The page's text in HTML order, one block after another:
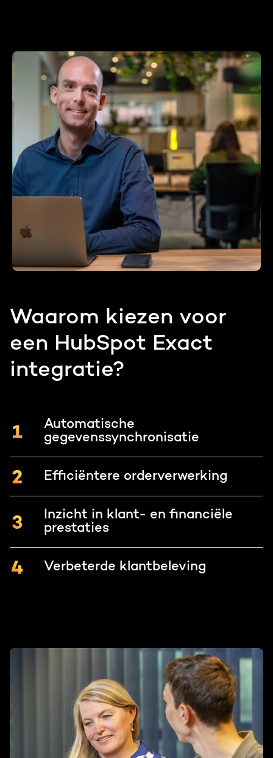
Waarom kiezen voor
een HubSpot Exact
integratie?
Automatische
gegevenssynchronisatie
Efficiëntere orderverwerking
Inzicht in klant- en financiële
prestaties
Verbeterde klantbeleving